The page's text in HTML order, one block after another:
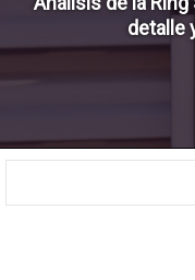
detalle